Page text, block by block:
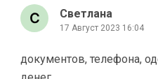
Светлана
17 Август 2023 16:04
документов, телефона,